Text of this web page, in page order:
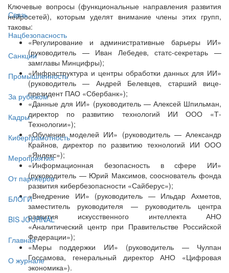
Связь
Нацбезопасность
Санкции
Промышленность
За рубежом
Кадры
Киберграмотность
Мероприятия
От партнёров
БЛОГИ
BIS JOURNAL
Главная
О журнале
Ключевые вопросы (функциональные направления развития
нейросетей), которым уделят внимание члены этих групп,
таковы:
«Регулирование и административные барьеры ИИ»
(руководитель — Иван Лебедев, статс-секретарь —
замглавы Минцифры);
«Инфраструктура и центры обработки данных для ИИ»
(руководитель — Андрей Белевцев, старший вице-
президент ПАО «Сбербанк»);
«Данные для ИИ» (руководитель — Алексей Шпильман,
директор по развитию технологий ИИ ООО «Т-
Технологии»);
«Обучение моделей ИИ» (руководитель — Александр
Крайнов, директор по развитию технологий ИИ ООО
«Яндекс»);
«Информационная безопасность в сфере ИИ»
(руководитель — Юрий Максимов, сооснователь фонда
развития кибербезопасности «Сайберус»);
«Внедрение ИИ» (руководитель — Ильдар Ахметов,
заместитель руководителя — руководитель центра
развития искусственного интеллекта АНО
«Аналитический центр при Правительстве Российской
Федерации»);
«Меры поддержки ИИ» (руководитель — Чулпан
Госсамова, генеральный директор АНО «Цифровая
экономика»).